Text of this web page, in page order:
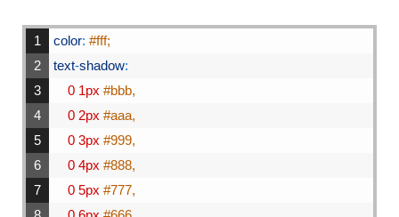
1
2
3
4
5
6
7
color: #fff;
text-shadow:
0 1px #bbb,
0 2px #aaa,
0 3px #999,
0 4px #888,
0 5px #777,